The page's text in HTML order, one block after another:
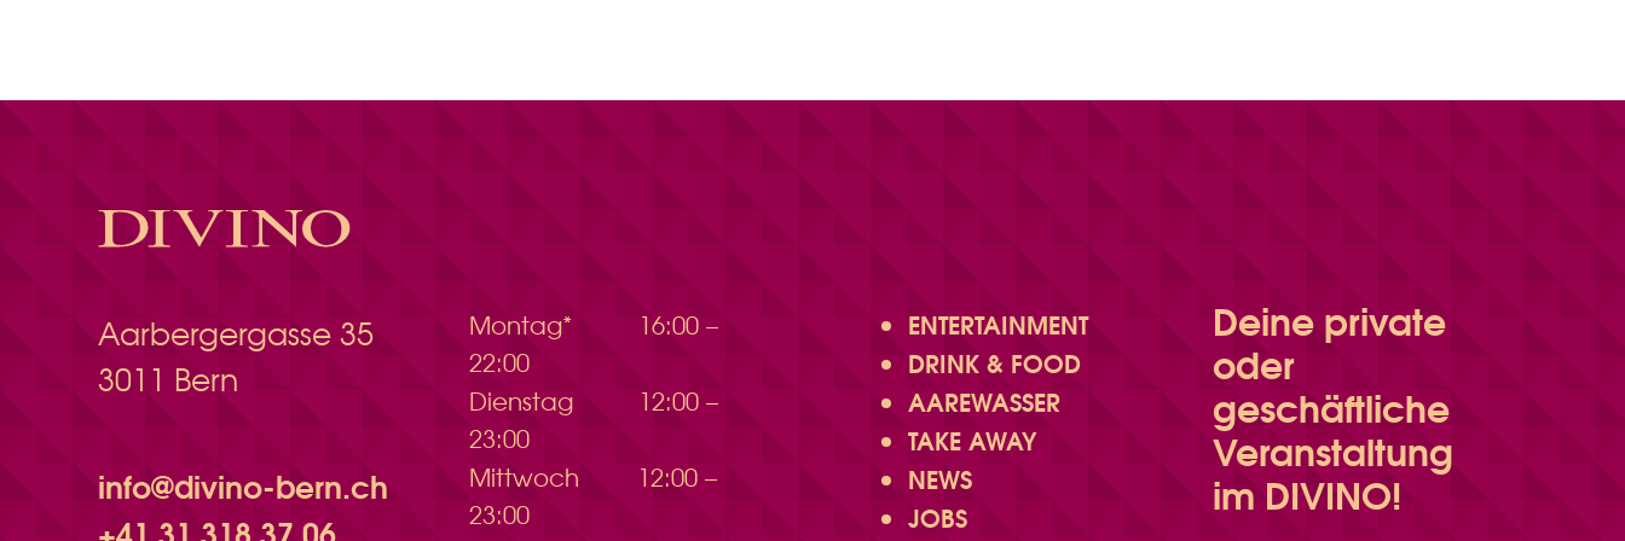
Aarbergergasse 35
3011 Bern
info@divino-bern.ch
Montag*
16:00 –
22:00
Dienstag
12:00 –
23:00
Mittwoch
12:00 –
23:00
ENTERTAINMENT
DRINK & FOOD
AAREWASSER
TAKE AWAY
NEWS
JOBS
Deine private
oder
geschäftliche
Veranstaltung
im DIVINO!